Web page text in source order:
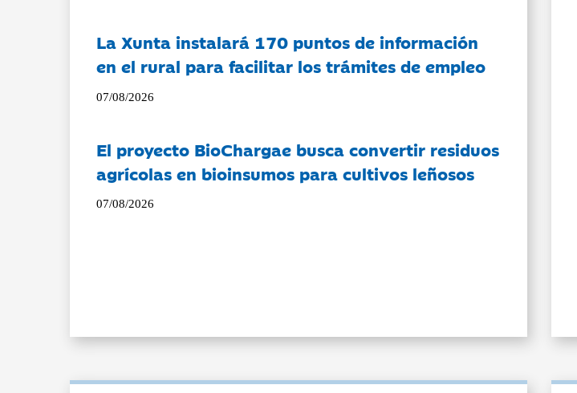
La Xunta instalará 170 puntos de información
en el rural para facilitar los trámites de empleo
07/08/2026
El proyecto BioChargae busca convertir residuos
agrícolas en bioinsumos para cultivos leñosos
07/08/2026